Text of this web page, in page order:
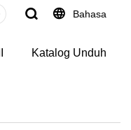
Bahasa
Katalog Unduh